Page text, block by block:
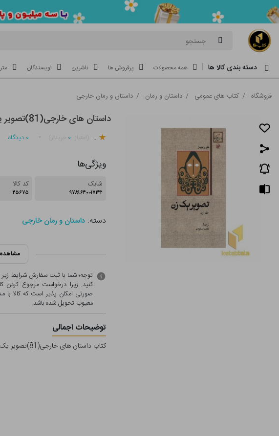
جستجو
دسته بندی کالا ها همه محصولات پرفروش ها ناشرین نویسندگان
فروشگاه / کتاب های عمومی / داستان و رمان / داستان و رمان خارجی
داستان های خارجی(81)تصویر یک زن(دوجلدی)
. ۰ ۰ دیدگاه
ویژگی‌ها
شابک
۹۷۸۹۶۴۰۰۱۷۱۴۲
کد کالا
۴۵۶۷۵
دسته: داستان و رمان خارجی
توجه؛ شما با ثبت سفارش شرایط
کنید. زیرا درخواست مرجوع کردن
صورتی امکان پذیر است که کالا
معيوب تحویل شده باشد.
توضیحات اجمالی
کتاب داستان های خارجی(81)تصویر یک زن(دوجلدی) اثر هنری جیمز نشر امیرکبیر